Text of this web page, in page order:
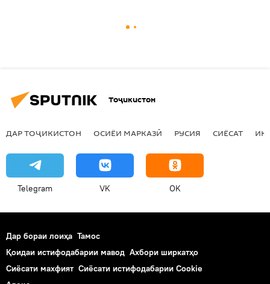
Тоҷикистон
ДАР ТОҶИКИСТОН ОСИЁИ МАРКАЗӢ РУСИЯ СИЁСАТ
Telegram VK OK
Дар бораи лоиҳа Тамос
Қоидаи истифодабарии мавод Ахбори ширкатҳо
Сиёсати махфият Сиёсати истифодабарии Cookie